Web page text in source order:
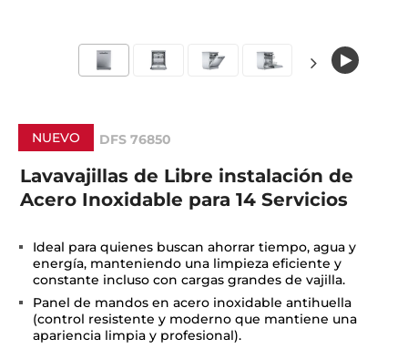
NUEVO DFS 76850
Lavavajillas de Libre instalación de
Acero Inoxidable para 14 Servicios
Ideal para quienes buscan ahorrar tiempo, agua y
energía, manteniendo una limpieza eficiente y
constante incluso con cargas grandes de vajilla.
Panel de mandos en acero inoxidable antihuella
(control resistente y moderno que mantiene una
apariencia limpia y profesional).